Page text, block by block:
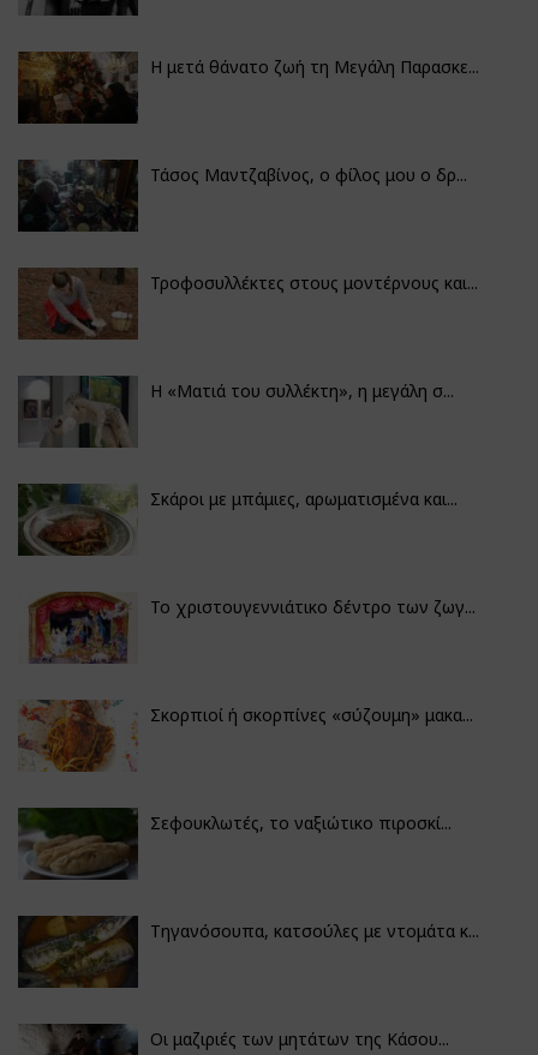
Η μετά θάνατο ζωή τη Μεγάλη Παρασκε...
Τάσος Μαντζαβίνος, ο φίλος μου ο δρ...
Τροφοσυλλέκτες στους μοντέρνους και...
H «Ματιά του συλλέκτη», η μεγάλη σ...
Σκάροι με μπάμιες, αρωματισμένα και...
Το χριστουγεννιάτικο δέντρο των ζωγ...
Σκορπιοί ή σκορπίνες «σύζουμη» μακα...
Σεφουκλωτές, το ναξιώτικο πιροσκί...
Τηγανόσουπα, κατσούλες με ντομάτα κ...
Οι μαζιριές των μητάτων της Κάσου...